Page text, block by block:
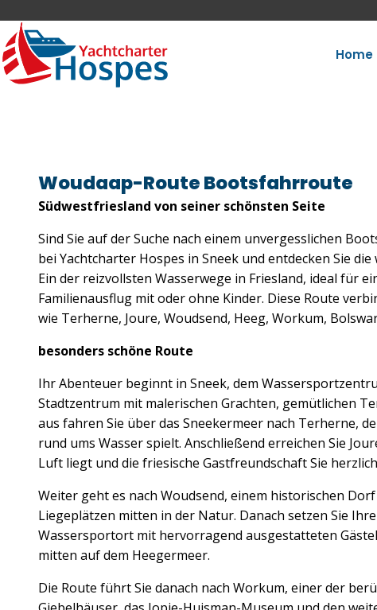
Home
Woudaap-Route Bootsfahrroute
Südwestfriesland von seiner schönsten Seite
Sind Sie auf der Suche nach einem unvergesslichen
bei Yachtcharter Hospes in Sneek und entdecken Sie
Ein der reizvollsten Wasserwege in Friesland, ideal für
Familienausflug mit oder ohne Kinder. Diese Route
wie Terherne, Joure, Woudsend, Heeg, Workum,
besonders schöne Route
Ihr Abenteuer beginnt in Sneek, dem
Stadtzentrum mit malerischen Grachten, gemütlichen
aus fahren Sie über das Sneekermeer nach Terherne,
rund ums Wasser spielt. Anschließend erreichen Sie
Luft liegt und die friesische Gastfreundschaft Sie
Weiter geht es nach Woudsend, einem historischen
Liegeplätzen mitten in der Natur. Danach setzen Sie
Wassersportort mit hervorragend ausgestatteten
mitten auf dem Heegermeer.
Die Route führt Sie danach nach Workum, einer der